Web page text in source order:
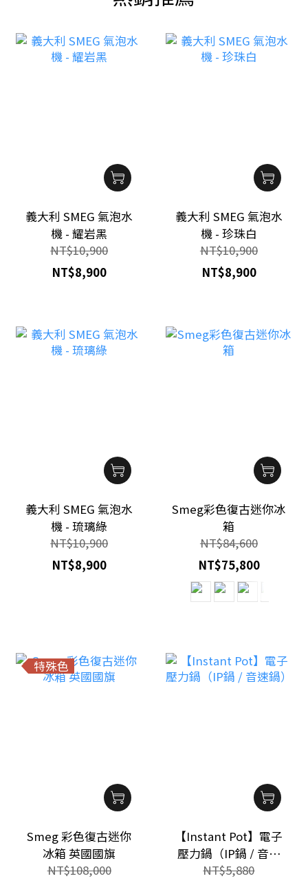
義大利 SMEG 氣泡水
機 - 耀岩黑
NT$10,900
NT$8,900
義大利 SMEG 氣泡水
機 - 珍珠白
NT$10,900
NT$8,900
義大利 SMEG 氣泡水
機 - 琉璃綠
NT$10,900
NT$8,900
Smeg彩色復古迷你冰
箱
NT$84,600
NT$75,800
特殊色
Smeg 彩色復古迷你
冰箱 英國國旗
NT$108,000
【Instant Pot】電子
壓力鍋（IP鍋 / 音速
鍋）
NT$5,880